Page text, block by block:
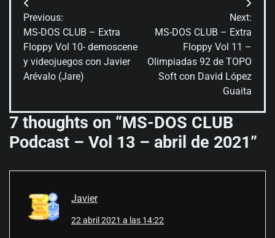
Navegación
de
entradas
Previous:
MS-DOS CLUB – Extra
Floppy Vol 10- demoscene
y videojuegos con Javier
Arévalo (Jare)
Next:
MS-DOS CLUB – Extra
Floppy Vol 11 –
Olimpiadas 92 de TOPO
Soft con David López
Guaita
7 thoughts on “MS-DOS CLUB
Podcast – Vol 13 – abril de 2021”
Javier
22 abril 2021 a las 14:22